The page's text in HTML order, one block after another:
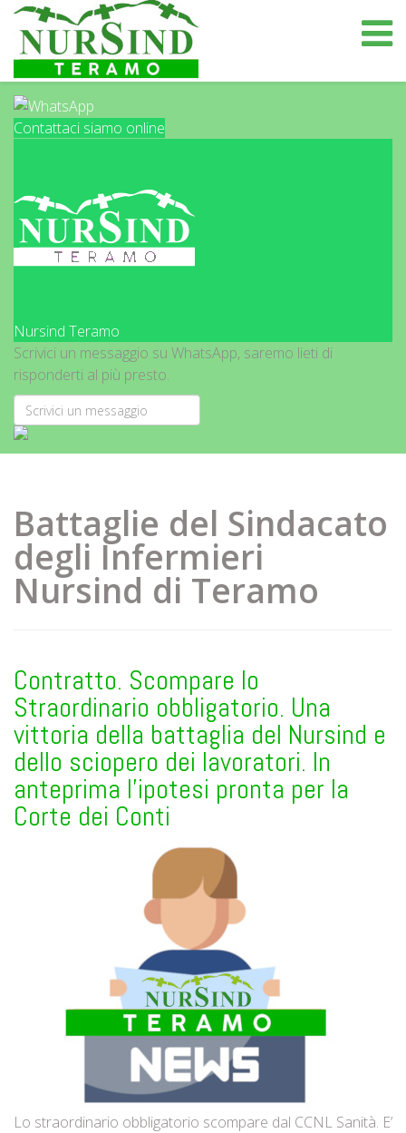
Contattaci siamo online
Nursind Teramo
Scrivici un messaggio su WhatsApp, saremo lieti di
risponderti al più presto.
Battaglie del Sindacato
degli Infermieri
Nursind di Teramo
Contratto. Scompare lo
Straordinario obbligatorio. Una
vittoria della battaglia del Nursind e
dello sciopero dei lavoratori. In
anteprima l'ipotesi pronta per la
Corte dei Conti
Lo straordinario obbligatorio scompare dal CCNL Sanità. E’